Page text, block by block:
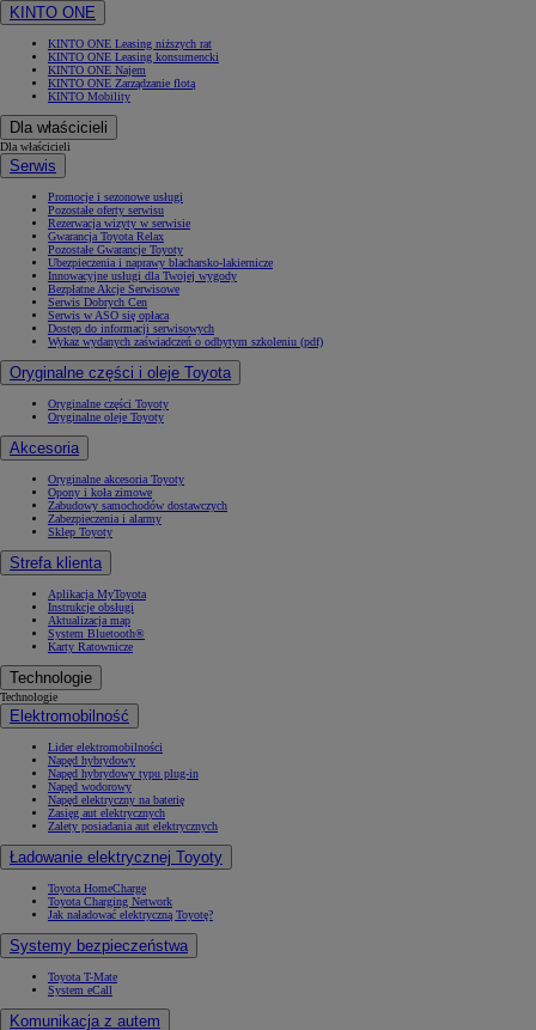
KINTO ONE
KINTO ONE Leasing niższych rat
KINTO ONE Leasing konsumencki
KINTO ONE Najem
KINTO ONE Zarządzanie flotą
KINTO Mobility
Dla właścicieli
Dla właścicieli
Serwis
Promocje i sezonowe usługi
Pozostałe oferty serwisu
Rezerwacja wizyty w serwisie
Gwarancja Toyota Relax
Pozostałe Gwarancje Toyoty
Ubezpieczenia i naprawy blacharsko-lakiernicze
Innowacyjne usługi dla Twojej wygody
Bezpłatne Akcje Serwisowe
Serwis Dobrych Cen
Serwis w ASO się opłaca
Dostęp do informacji serwisowych
Wykaz wydanych zaświadczeń o odbytym szkoleniu (pdf)
Oryginalne części i oleje Toyota
Oryginalne części Toyoty
Oryginalne oleje Toyoty
Akcesoria
Oryginalne akcesoria Toyoty
Opony i koła zimowe
Zabudowy samochodów dostawczych
Zabezpieczenia i alarmy
Sklep Toyoty
Strefa klienta
Aplikacja MyToyota
Instrukcje obsługi
Aktualizacja map
System Bluetooth®
Karty Ratownicze
Technologie
Technologie
Elektromobilność
Lider elektromobilności
Napęd hybrydowy
Napęd hybrydowy typu plug-in
Napęd wodorowy
Napęd elektryczny na baterię
Zasięg aut elektrycznych
Zalety posiadania aut elektrycznych
Ładowanie elektrycznej Toyoty
Toyota HomeCharge
Toyota Charging Network
Jak naładować elektryczną Toyotę?
Systemy bezpieczeństwa
Toyota T-Mate
System eCall
Komunikacja z autem